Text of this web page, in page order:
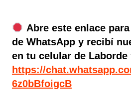
Abre este enlace
de WhatsApp y recibí
en tu celular de Laborde
https://
6z0bBfoigcB